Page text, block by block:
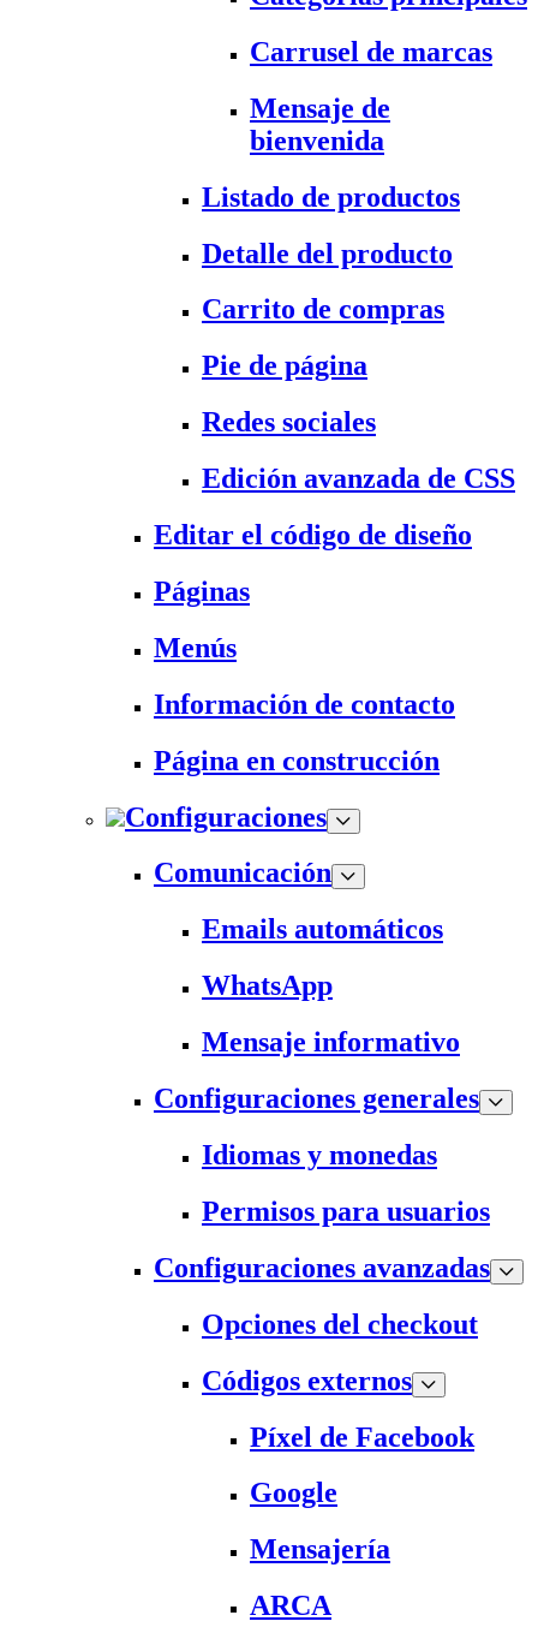
Carrusel de marcas
Mensaje de
bienvenida
Listado de productos
Detalle del producto
Carrito de compras
Pie de página
Redes sociales
Edición avanzada de CSS
Editar el código de diseño
Páginas
Menús
Información de contacto
Página en construcción
Configuraciones
Comunicación
Emails automáticos
WhatsApp
Mensaje informativo
Configuraciones generales
Idiomas y monedas
Permisos para usuarios
Configuraciones avanzadas
Opciones del checkout
Códigos externos
Píxel de Facebook
Google
Mensajería
ARCA